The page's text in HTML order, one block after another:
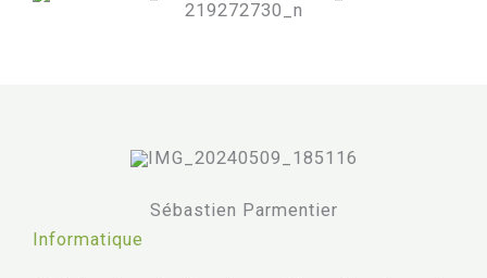
Sébastien Parmentier
Informatique